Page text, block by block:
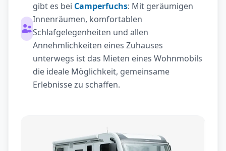
gibt es bei Camperfuchs: Mit geräumigen
Innenräumen, komfortablen
Schlafgelegenheiten und allen
Annehmlichkeiten eines Zuhauses
unterwegs ist das Mieten eines Wohnmobils
die ideale Möglichkeit, gemeinsame
Erlebnisse zu schaffen.